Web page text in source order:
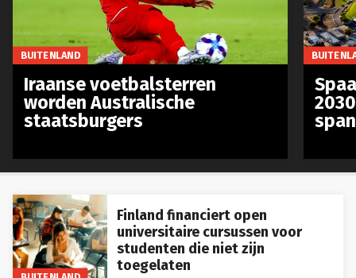
BUITENLAND
Finland financiert open
universitaire cursussen voor
studenten die niet zijn
toegelaten
BUITENLAND
Iraanse voetbalsterren
worden Australische
staatsburgers